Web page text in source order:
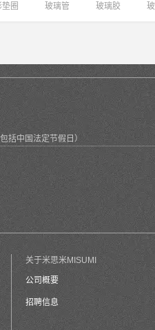
圈 玻璃管 玻璃胶
括中国法定节假日）
关于米思米MISUMI
公司概要
招聘信息